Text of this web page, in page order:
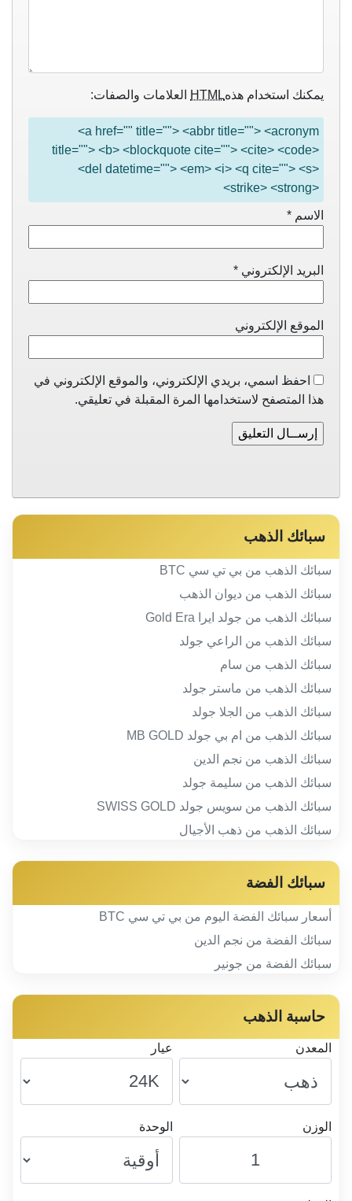
يمكنك استخدام هذهHTML العلامات والصفات:
<a href="" title=""> <abbr title=""> <acronym
title=""> <b> <blockquote cite=""> <cite> <code>
<del datetime=""> <em> <i> <q cite=""> <s>
<strike> <strong>
الاسم *
البريد الإلكتروني *
الموقع الإلكتروني
احفظ اسمي، بريدي الإلكتروني، والموقع الإلكتروني في
هذا المتصفح لاستخدامها المرة المقبلة في تعليقي.
سبائك الذهب
سبائك الذهب من بي تي سي BTC
سبائك الذهب من ديوان الذهب
سبائك الذهب من جولد ايرا Gold Era
سبائك الذهب من الراعي جولد
سبائك الذهب من سام
سبائك الذهب من ماستر جولد
سبائك الذهب من الجلا جولد
سبائك الذهب من ام بي جولد MB GOLD
سبائك الذهب من نجم الدين
سبائك الذهب من سليمة جولد
سبائك الذهب من سويس جولد SWISS GOLD
سبائك الذهب من ذهب الأجيال
سبائك الفضة
أسعار سبائك الفضة اليوم من بي تي سي BTC
سبائك الفضة من نجم الدين
سبائك الفضة من جونير
حاسبة الذهب
المعدن عيار
الوزن الوحدة